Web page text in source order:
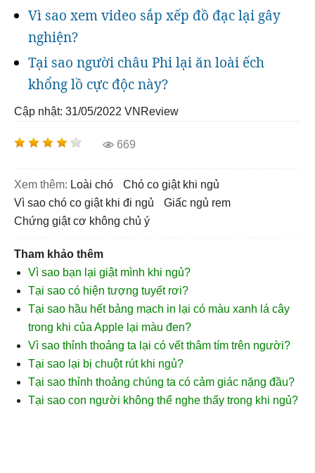
Vì sao xem video sắp xếp đồ đạc lại gây
nghiện?
Tại sao người châu Phi lại ăn loài ếch
khổng lồ cực độc này?
Cập nhật: 31/05/2022 VNReview
669
Xem thêm: loài chó
chó co giật khi ngủ
vì sao chó co giật khi đi ngủ
giấc ngủ rem
Chứng giật cơ không chủ ý
Tham khảo thêm
Vì sao bạn lại giật mình khi ngủ?
Tại sao có hiện tượng tuyết rơi?
Tại sao hầu hết bảng mạch in lại có màu xanh lá cây
trong khi của Apple lại màu đen?
Vì sao thỉnh thoảng ta lại có vết thâm tím trên người?
Tại sao lại bị chuột rút khi ngủ?
Tại sao thỉnh thoảng chúng ta có cảm giác nặng đầu?
Tại sao con người không thể nghe thấy trong khi ngủ?